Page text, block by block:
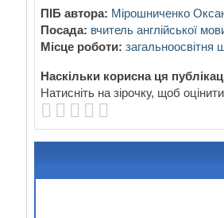
ПІБ автора: Мірошниченко
Посада: вчитель англійської
Місце роботи: загальноосвітня
Наскільки корисна ця
Натисніть на зірочку, щоб